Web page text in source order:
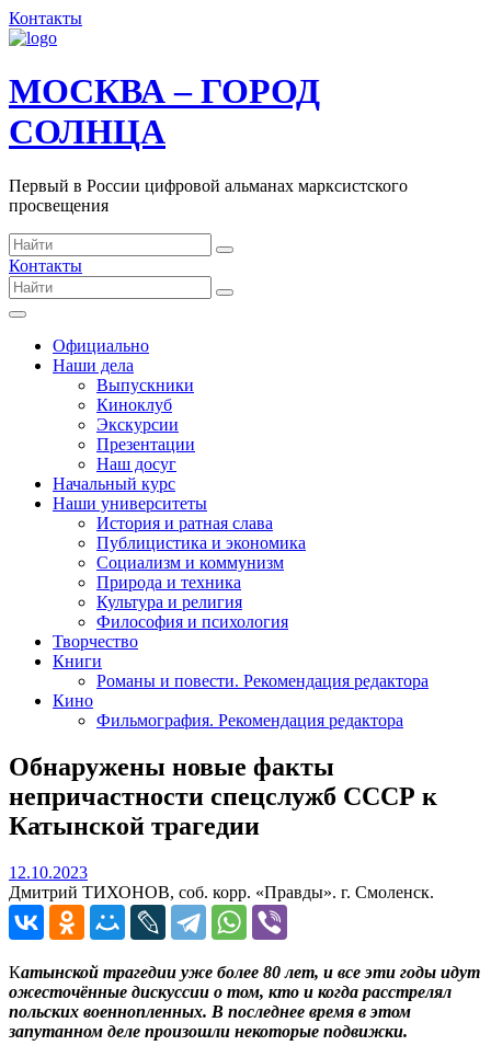
Контакты
МОСКВА – ГОРОД
СОЛНЦА
Первый в России цифровой альманах марксистского
просвещения
Контакты
Официально
Наши дела
Выпускники
Киноклуб
Экскурсии
Презентации
Наш досуг
Начальный курс
Наши университеты
История и ратная слава
Публицистика и экономика
Социализм и коммунизм
Природа и техника
Культура и религия
Философия и психология
Творчество
Книги
Романы и повести. Рекомендация редактора
Кино
Фильмография. Рекомендация редактора
Обнаружены новые факты
непричастности спецслужб СССР к
Катынской трагедии
12.10.202312.10.2023
Дмитрий ТИХОНОВ, соб. корр. «Правды». г. Смоленск.
Катынской трагедии уже более 80 лет, и все эти годы идут
ожесточённые дискуссии о том, кто и когда расстрелял
польских военнопленных. В последнее время в этом
запутанном деле произошли некоторые подвижки.